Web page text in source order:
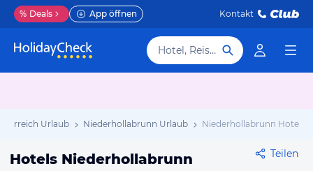
% Deals App öffnen Kontakt
Hotel, Reiseziel
Urlaub Niederhollabrunn Urlaub Niederhollabrunn Hotels
Hotels Niederhollabrunn Teilen